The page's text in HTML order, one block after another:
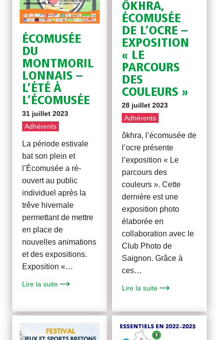
ÉCOMUSÉE
DU
MONTMORIL
LONNAIS –
L’ÉTÉ À
L’ÉCOMUSÉE
31 juillet 2023
Adhérents
La période estivale
bat son plein et
l’Écomusée a ré-
ouvert au public
individuel après la
trêve hivernale
permettant de mettre
en place de
nouvelles animations
et des expositions.
Exposition «…
Lire la suite
ÔKHRA,
ÉCOMUSÉE
DE L’OCRE –
EXPOSITION
« LE
PARCOURS
DES
COULEURS »
28 juillet 2023
Adhérents
ôkhra, l’écomusée de
l’ocre présente
l’exposition « Le
parcours des
couleurs ». Cette
dernière est une
exposition photo
élaborée en
collaboration avec le
Club Photo de
Saignon. Grâce à
ces…
Lire la suite